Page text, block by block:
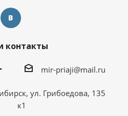
контакты
mir-priaji@mail.ru
ул. Грибоедова, 135
к1